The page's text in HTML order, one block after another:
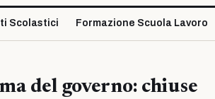
Scolastici Formazione Scuola Lavoro
del governo: chiuse